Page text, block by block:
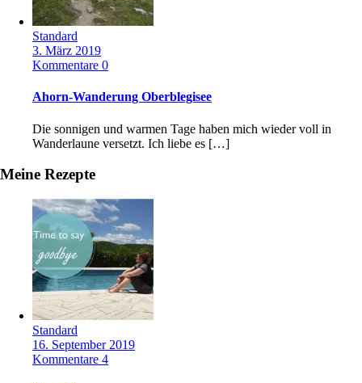
Standard
3. März 2019
Kommentare 0
Ahorn-Wanderung Oberblegisee
Die sonnigen und warmen Tage haben mich wieder voll in
Wanderlaune versetzt. Ich liebe es […]
Meine Rezepte
Standard
16. September 2019
Kommentare 4